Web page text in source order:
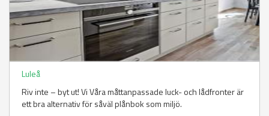
Luleå
Riv inte – byt ut! Vi Våra måttanpassade luck- och lådfronter är
ett bra alternativ för såväl plånbok som miljö.